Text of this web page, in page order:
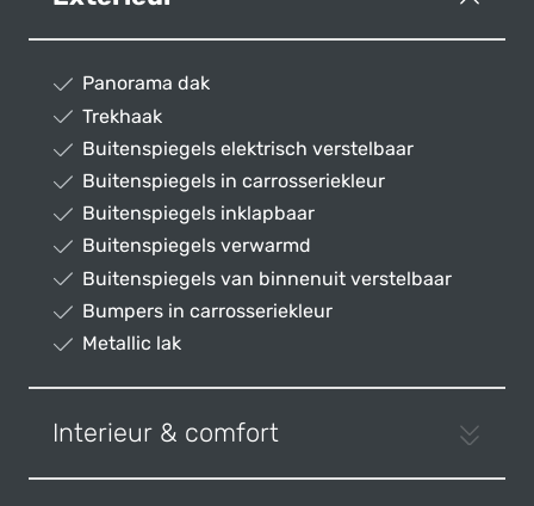
Panorama dak
Trekhaak
Buitenspiegels elektrisch verstelbaar
Buitenspiegels in carrosseriekleur
Buitenspiegels inklapbaar
Buitenspiegels verwarmd
Buitenspiegels van binnenuit verstelbaar
Bumpers in carrosseriekleur
Metallic lak
Interieur & comfort